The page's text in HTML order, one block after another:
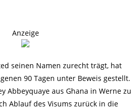
Anzeige
seinen Namen zurecht trägt, hat
90 Tagen unter Beweis gestellt.
Abbeyquaye aus Ghana in Werne zu
Ablauf des Visums zurück in die